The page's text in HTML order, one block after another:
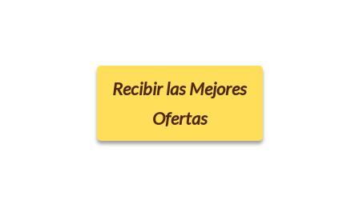
Recibir las Mejores
Ofertas